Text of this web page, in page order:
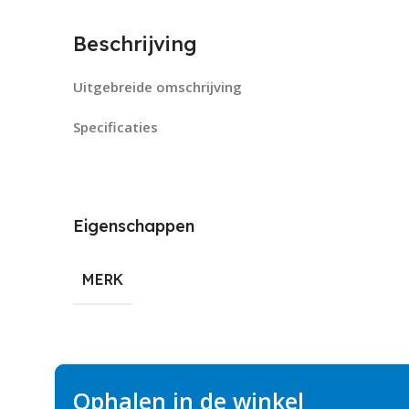
Beschrijving
Uitgebreide omschrijving
Specificaties
Eigenschappen
MERK
Ophalen in de winkel